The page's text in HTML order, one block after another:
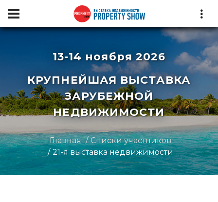
13-14 ноября 2026
КРУПНЕЙШАЯ ВЫСТАВКА
ЗАРУБЕЖНОЙ
НЕДВИЖИМОСТИ
Главная
Списки участников
21-я выставка недвижимости